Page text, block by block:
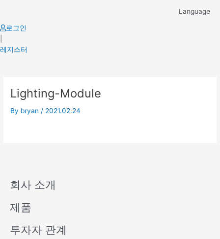
content
Language
로그인
레지스터
Lighting-Module
By bryan / 2021.02.24
회사 소개
제품
투자자 관계